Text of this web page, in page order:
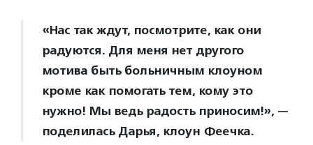
«Нас так ждут, посмотрите, как они
радуются. Для меня нет другого
мотива быть больничным клоуном
кроме как помогать тем, кому это
нужно! Мы ведь радость приносим!», —
поделилась Дарья, клоун Феечка.